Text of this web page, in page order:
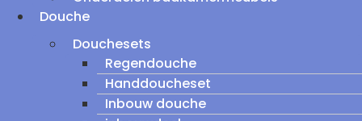
Douche
Douchesets
Regendouche
Handdoucheset
Inbouw douche